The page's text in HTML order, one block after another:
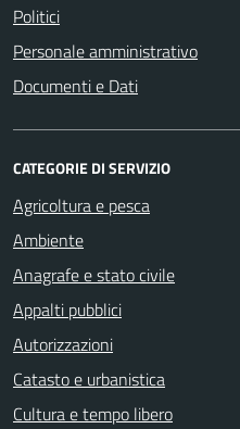
Politici
Personale amministrativo
Documenti e Dati
CATEGORIE DI SERVIZIO
Agricoltura e pesca
Ambiente
Anagrafe e stato civile
Appalti pubblici
Autorizzazioni
Catasto e urbanistica
Cultura e tempo libero